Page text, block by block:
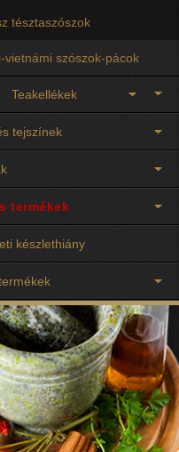
tésztaszószok
vietnámi szószok-pácok
Teakellékek
tejszínek
termékek
készlethiány